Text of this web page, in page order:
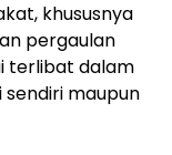
khususnya
pergaulan
terlibat dalam
maupun